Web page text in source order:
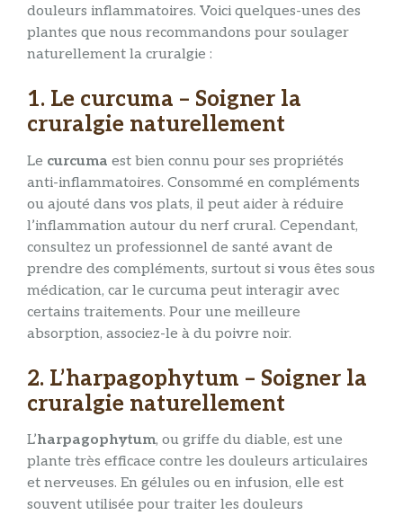
douleurs inflammatoires. Voici quelques-unes des
plantes que nous recommandons pour soulager
naturellement la cruralgie :
1. Le curcuma – Soigner la
cruralgie naturellement
Le curcuma est bien connu pour ses propriétés
anti-inflammatoires. Consommé en compléments
ou ajouté dans vos plats, il peut aider à réduire
l’inflammation autour du nerf crural. Cependant,
consultez un professionnel de santé avant de
prendre des compléments, surtout si vous êtes sous
médication, car le curcuma peut interagir avec
certains traitements. Pour une meilleure
absorption, associez-le à du poivre noir.
2. L’harpagophytum – Soigner la
cruralgie naturellement
L’harpagophytum, ou griffe du diable, est une
plante très efficace contre les douleurs articulaires
et nerveuses. En gélules ou en infusion, elle est
souvent utilisée pour traiter les douleurs